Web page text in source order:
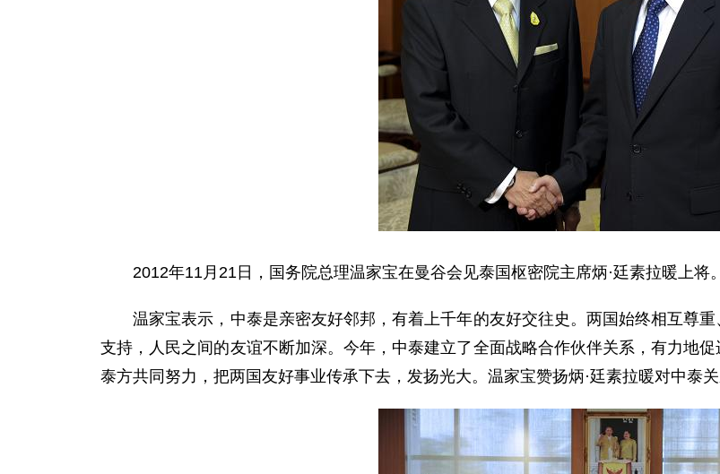
2012年11月21日，国务院总理温家宝在曼谷会见泰国枢密院主席炳·廷素拉暖上将。
温家宝表示，中泰是亲密友好邻邦，有着上千年的友好交往史。两国始终相互尊重
支持，人民之间的友谊不断加深。今年，中泰建立了全面战略合作伙伴关系，有力地
泰方共同努力，把两国友好事业传承下去，发扬光大。温家宝赞扬炳·廷素拉暖对中泰